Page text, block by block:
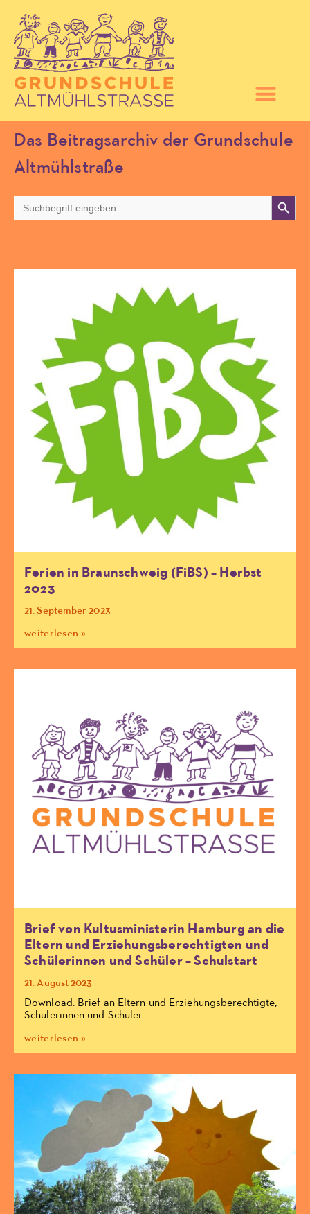
Das Beitragsarchiv der Grundschule
Altmühlstraße
for:
Search
Ferien in Braunschweig (FiBS) – Herbst
2023
21. September 2023
weiterlesen »
Brief von Kultusministerin Hamburg an die
Eltern und Erziehungsberechtigten und
Schülerinnen und Schüler – Schulstart
21. August 2023
Download: Brief an Eltern und Erziehungsberechtigte,
Schülerinnen und Schüler
weiterlesen »